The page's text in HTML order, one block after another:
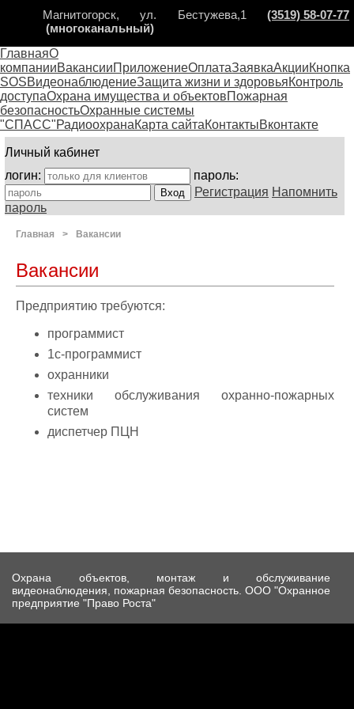
Магнитогорск, ул. Бестужева,1
(3519) 58-07-77
(многоканальный)
ГлавнаяО
компанииВакансииПриложениеОплатаЗаявкаАкцииКнопка
SOSВидеонаблюдениеЗащита жизни и здоровьяКонтроль
доступаОхрана имущества и объектовПожарная
безопасностьОхранные системы
"СПАСС"РадиоохранаКарта сайтаКонтактыВконтакте
Личный кабинет
логин:
пароль:
Регистрация Напомнить
пароль
Главная > Вакансии
Вакансии
Предприятию требуются:
программист
1с-программист
охранники
техники обслуживания охранно-пожарных
систем
диспетчер ПЦН
Охрана объектов, монтаж и обслуживание
видеонаблюдения, пожарная безопасность. ООО "Охранное
предприятие "Право Роста"